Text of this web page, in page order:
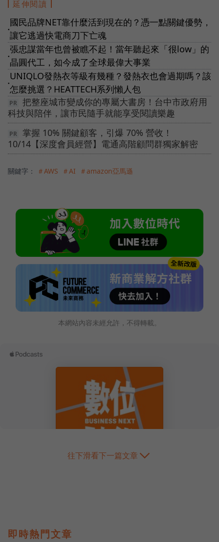
延伸閱讀
●
國民品牌NET靠什麼活到現在的？憑一點關鍵優勢，
讓它逃過快電商刀下亡魂
●
張忠謀當年也曾被瞧不起！當年聽起來「很low」的
晶圓代工，如今成了全球最偉大事業
●
UNIQLO發熱衣等級有幾種？發熱衣也會過期嗎？該
怎麼挑選？HEATTECH系列懶人包
把整座城市變成你的專屬大書房！台中市政府用
科技與陪伴，讓市民隨手就能享受閱讀樂趣
掌握 10% 關鍵顧客，引爆 70% 營收！
10/14【深度會員經營】電通高階顧問群獨家解密
關鍵字： ＃AWS ＃AI ＃amazon亞馬遜
本網站內容未經允許，不得轉載。
往下滑看下一篇文章
即時熱門文章